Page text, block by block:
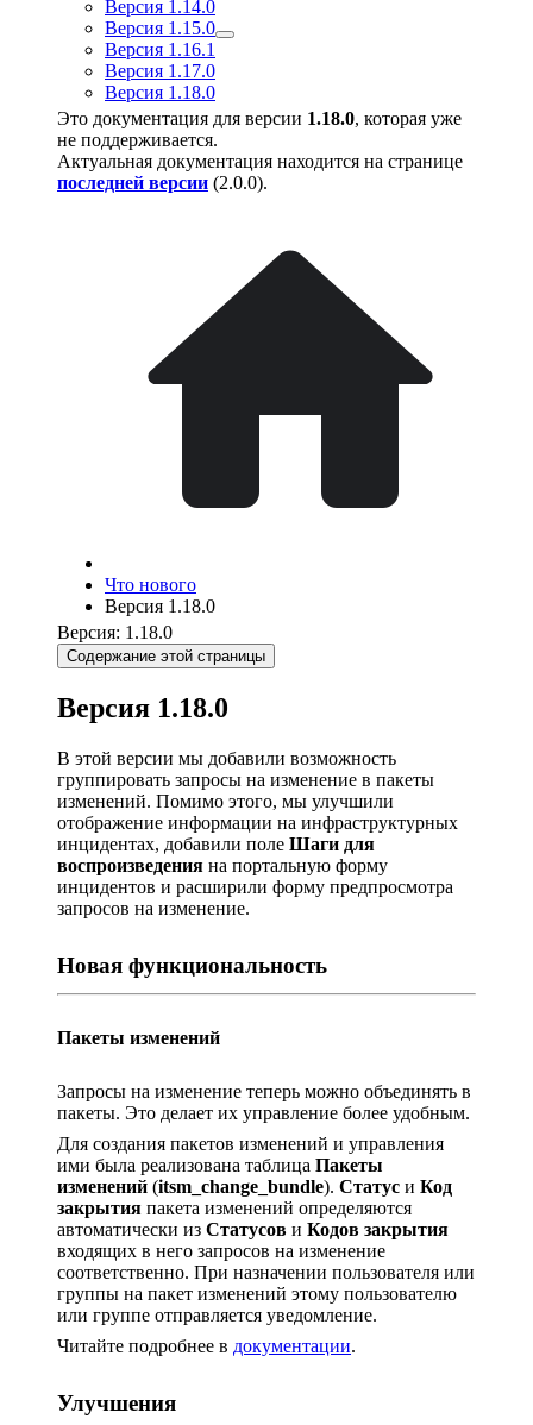
Версия 1.14.0
Версия 1.15.0
Версия 1.16.1
Версия 1.17.0
Версия 1.18.0
Это документация для версии 1.18.0, которая уже
не поддерживается.
Актуальная документация находится на странице
последней версии (2.0.0).
Что нового
Версия 1.18.0
Версия: 1.18.0
Содержание этой страницы
Версия 1.18.0
В этой версии мы добавили возможность
группировать запросы на изменение в пакеты
изменений. Помимо этого, мы улучшили
отображение информации на инфраструктурных
инцидентах, добавили поле Шаги для
воспроизведения на портальную форму
инцидентов и расширили форму предпросмотра
запросов на изменение.
Новая функциональность
Пакеты изменений
Запросы на изменение теперь можно объединять в
пакеты. Это делает их управление более удобным.
Для создания пакетов изменений и управления
ими была реализована таблица Пакеты
изменений (itsm_change_bundle). Статус и Код
закрытия пакета изменений определяются
автоматически из Статусов и Кодов закрытия
входящих в него запросов на изменение
соответственно. При назначении пользователя или
группы на пакет изменений этому пользователю
или группе отправляется уведомление.
Читайте подробнее в документации.
Улучшения